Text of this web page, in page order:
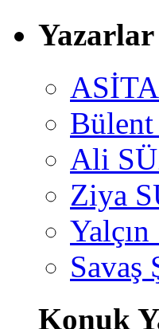
Yazarlar
Ali
Ziya
Savaş
Konuk